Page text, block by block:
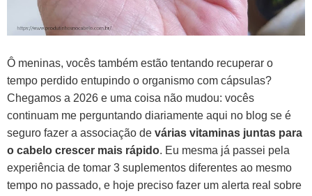
Ô meninas, vocês também estão tentando recuperar o
tempo perdido entupindo o organismo com cápsulas?
Chegamos a 2026 e uma coisa não mudou: vocês
continuam me perguntando diariamente aqui no blog se é
seguro fazer a associação de várias vitaminas juntas para
o cabelo crescer mais rápido. Eu mesma já passei pela
experiência de tomar 3 suplementos diferentes ao mesmo
tempo no passado, e hoje preciso fazer um alerta real sobre